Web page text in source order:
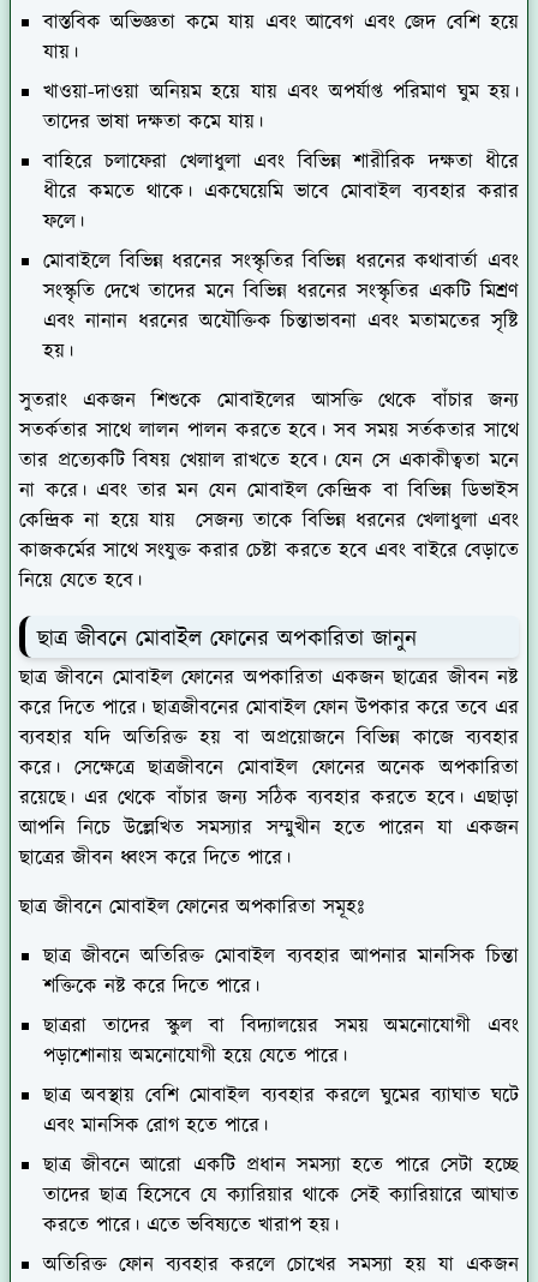
বাস্তবিক অভিজ্ঞতা কমে যায় এবং আবেগ এবং জেদ বেশি হয়ে
যায়।
খাওয়া-দাওয়া অনিয়ম হয়ে যায় এবং অপর্যাপ্ত পরিমাণ ঘুম হয়।
তাদের ভাষা দক্ষতা কমে যায়।
বাহিরে চলাফেরা খেলাধুলা এবং বিভিন্ন শারীরিক দক্ষতা ধীরে
ধীরে কমতে থাকে। একঘেয়েমি ভাবে মোবাইল ব্যবহার করার
ফলে।
মোবাইলে বিভিন্ন ধরনের সংস্কৃতির বিভিন্ন ধরনের কথাবার্তা এবং
সংস্কৃতি দেখে তাদের মনে বিভিন্ন ধরনের সংস্কৃতির একটি মিশ্রণ
এবং নানান ধরনের অযৌক্তিক চিন্তাভাবনা এবং মতামতের সৃষ্টি
হয়।
সুতরাং একজন শিশুকে মোবাইলের আসক্তি থেকে বাঁচার জন্য
সতর্কতার সাথে লালন পালন করতে হবে। সব সময় সর্তকতার সাথে
তার প্রত্যেকটি বিষয় খেয়াল রাখতে হবে। যেন সে একাকীত্বতা মনে
না করে। এবং তার মন যেন মোবাইল কেন্দ্রিক বা বিভিন্ন ডিভাইস
কেন্দ্রিক না হয়ে যায় সেজন্য তাকে বিভিন্ন ধরনের খেলাধুলা এবং
কাজকর্মের সাথে সংযুক্ত করার চেষ্টা করতে হবে এবং বাইরে বেড়াতে
নিয়ে যেতে হবে।
ছাত্র জীবনে মোবাইল ফোনের অপকারিতা জানুন
ছাত্র জীবনে মোবাইল ফোনের অপকারিতা একজন ছাত্রের জীবন নষ্ট
করে দিতে পারে। ছাত্রজীবনের মোবাইল ফোন উপকার করে তবে এর
ব্যবহার যদি অতিরিক্ত হয় বা অপ্রয়োজনে বিভিন্ন কাজে ব্যবহার
করে। সেক্ষেত্রে ছাত্রজীবনে মোবাইল ফোনের অনেক অপকারিতা
রয়েছে। এর থেকে বাঁচার জন্য সঠিক ব্যবহার করতে হবে। এছাড়া
আপনি নিচে উল্লেখিত সমস্যার সম্মুখীন হতে পারেন যা একজন
ছাত্রের জীবন ধ্বংস করে দিতে পারে।
ছাত্র জীবনে মোবাইল ফোনের অপকারিতা সমূহঃ
ছাত্র জীবনে অতিরিক্ত মোবাইল ব্যবহার আপনার মানসিক চিন্তা
শক্তিকে নষ্ট করে দিতে পারে।
ছাত্ররা তাদের স্কুল বা বিদ্যালয়ের সময় অমনোযোগী এবং
পড়াশোনায় অমনোযোগী হয়ে যেতে পারে।
ছাত্র অবস্থায় বেশি মোবাইল ব্যবহার করলে ঘুমের ব্যাঘাত ঘটে
এবং মানসিক রোগ হতে পারে।
ছাত্র জীবনে আরো একটি প্রধান সমস্যা হতে পারে সেটা হচ্ছে
তাদের ছাত্র হিসেবে যে ক্যারিয়ার থাকে সেই ক্যারিয়ারে আঘাত
করতে পারে। এতে ভবিষ্যতে খারাপ হয়।
অতিরিক্ত ফোন ব্যবহার করলে চোখের সমস্যা হয় যা একজন